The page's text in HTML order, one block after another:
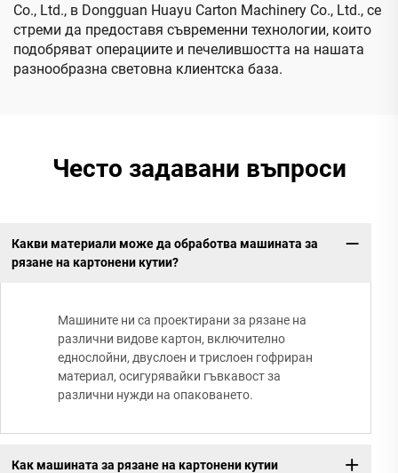
Co., Ltd., в Dongguan Huayu Carton Machinery Co., Ltd., се
стреми да предоставя съвременни технологии, които
подобряват операциите и печелившостта на нашата
разнообразна световна клиентска база.
Често задавани въпроси
Какви материали може да обработва машината за
рязане на картонени кутии?
Машините ни са проектирани за рязане на
различни видове картон, включително
еднослойни, двуслоен и трислоен гофриран
материал, осигурявайки гъвкавост за
различни нужди на опаковането.
Как машината за рязане на картонени кутии